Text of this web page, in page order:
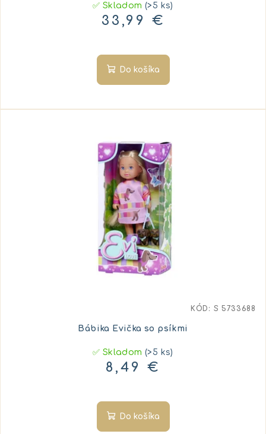
✅ Skladom(>5 ks)
33,99 €
Do košíka
Bábika Evička so psíkmi
✅ Skladom(>5 ks)
8,49 €
Do košíka
KÓD: S 5733688